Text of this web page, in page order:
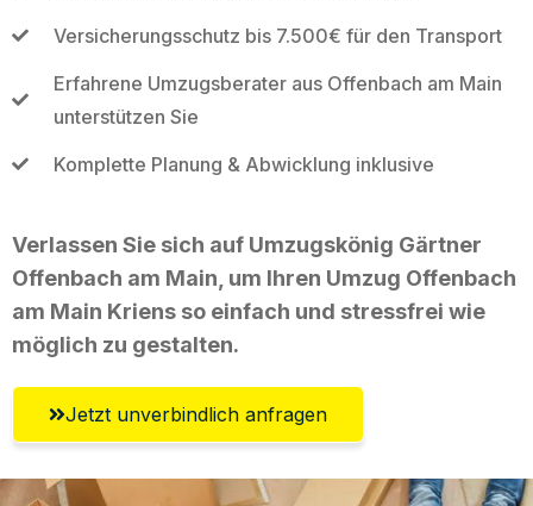
Versicherungsschutz bis 7.500€ für den Transport
Erfahrene Umzugsberater aus Offenbach am Main
unterstützen Sie
Komplette Planung & Abwicklung inklusive
Verlassen Sie sich auf Umzugskönig Gärtner
Offenbach am Main, um Ihren Umzug Offenbach
am Main Kriens so einfach und stressfrei wie
möglich zu gestalten.
Jetzt unverbindlich anfragen